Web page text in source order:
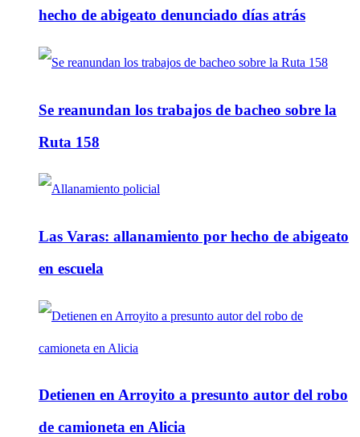
hecho de abigeato denunciado días atrás
Se reanundan los trabajos de bacheo sobre la
Ruta 158
Las Varas: allanamiento por hecho de abigeato
en escuela
Detienen en Arroyito a presunto autor del robo
de camioneta en Alicia